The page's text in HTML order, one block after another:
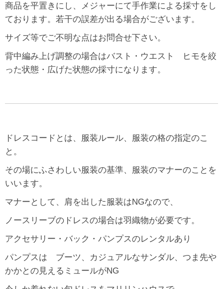
商品を平置きにし、メジャーにて手作業による採寸をし
ております。若干の誤差が出る場合がございます。
サイズ等でご不明な点はお問合せ下さい。
背中編み上げ調整の場合はバスト・ウエスト ヒモを絞
った状態・広げた状態の採寸になります。
ドレスコードとは、服装ルール、服装の格の指定のこ
と。
その場にふさわしい服装の基準、服装のマナーのことを
いいます。
マナーとして、肩を出した服装はNGなので、
ノースリーブのドレスの場合は羽織物が必要です。
アクセサリー・バック・パンプスのレンタルあり
パンプスは ブーツ、カジュアルなサンダル、つま先や
かかとの見えるミュールがNG